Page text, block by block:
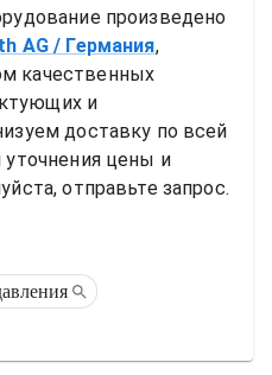
произведено
AG / Германия,
качественных
и
доставку по всей
уточнения цены и
отправьте запрос.